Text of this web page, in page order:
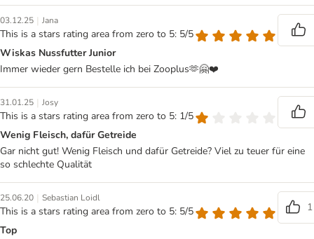
03.12.25 | Jana
This is a stars rating area from zero to 5: 5/5
Wiskas Nussfutter Junior
Immer wieder gern Bestelle ich bei Zooplus🫶🤗❤️
31.01.25 | Josy
This is a stars rating area from zero to 5: 1/5
Wenig Fleisch, dafür Getreide
Gar nicht gut! Wenig Fleisch und dafür Getreide? Viel zu teuer für eine
so schlechte Qualität
25.06.20 | Sebastian Loidl
This is a stars rating area from zero to 5: 5/5
1
Top